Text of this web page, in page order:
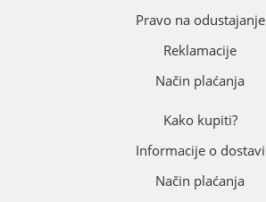
Pravo na odustajanje
Reklamacije
Način plaćanja
Kako kupiti?
Informacije o dostavi
Način plaćanja